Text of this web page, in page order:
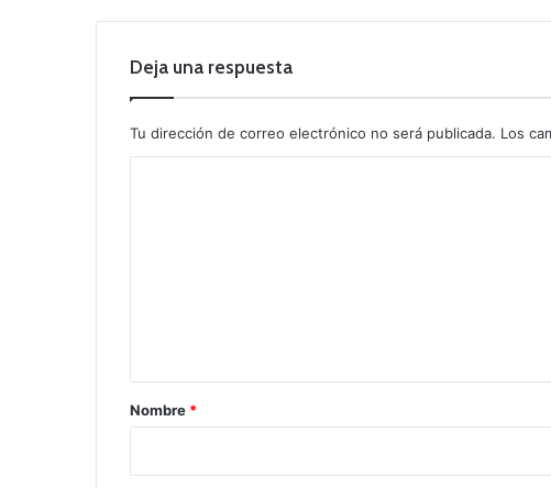
Deja una respuesta
Tu dirección de correo electrónico no será publicada. Los
rNombre *